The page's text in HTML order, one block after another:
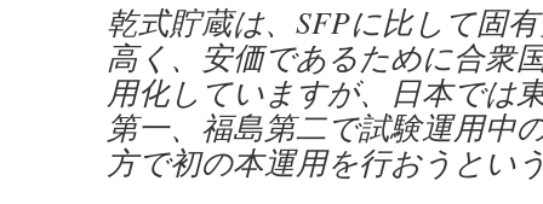
乾式貯蔵は、SFPに比して固
高く、安価であるために合衆
用化していますが、日本では
第一、福島第二で試験運用中
方で初の本運用を行おうとい